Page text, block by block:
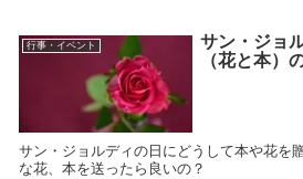
行事・イベント
サン・ジョ
（花と本）
サン・ジョルディの日にどうして本や花を
な花、本を送ったら良いの？